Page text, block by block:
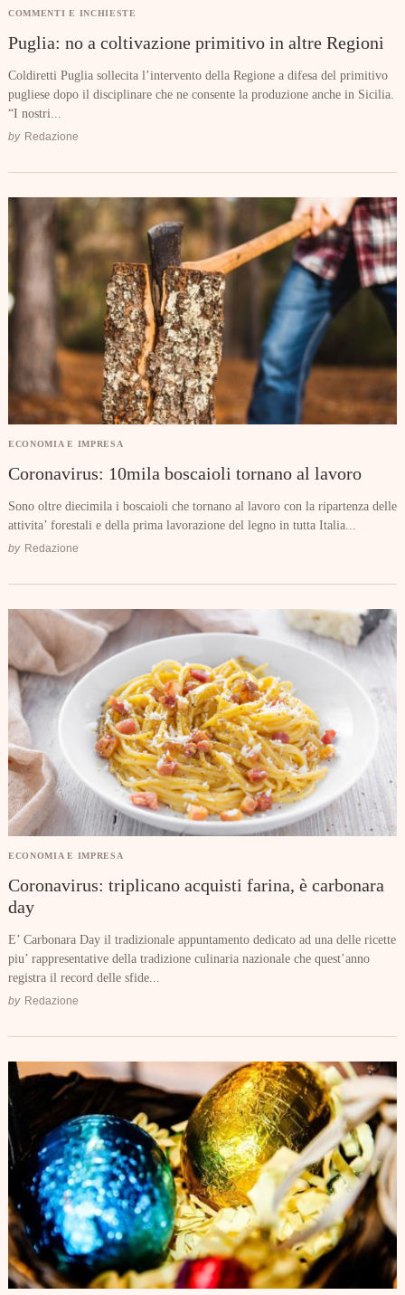
COMMENTI E INCHIESTE
Puglia: no a coltivazione primitivo in altre Regioni
Coldiretti Puglia sollecita l’intervento della Regione a difesa del primitivo
pugliese dopo il disciplinare che ne consente la produzione anche in Sicilia.
“I nostri...
by Redazione
ECONOMIA E IMPRESA
Coronavirus: 10mila boscaioli tornano al lavoro
Sono oltre diecimila i boscaioli che tornano al lavoro con la ripartenza delle
attivita’ forestali e della prima lavorazione del legno in tutta Italia...
by Redazione
ECONOMIA E IMPRESA
Coronavirus: triplicano acquisti farina, è carbonara
day
E’ Carbonara Day il tradizionale appuntamento dedicato ad una delle ricette
piu’ rappresentative della tradizione culinaria nazionale che quest’anno
registra il record delle sfide...
by Redazione
for: